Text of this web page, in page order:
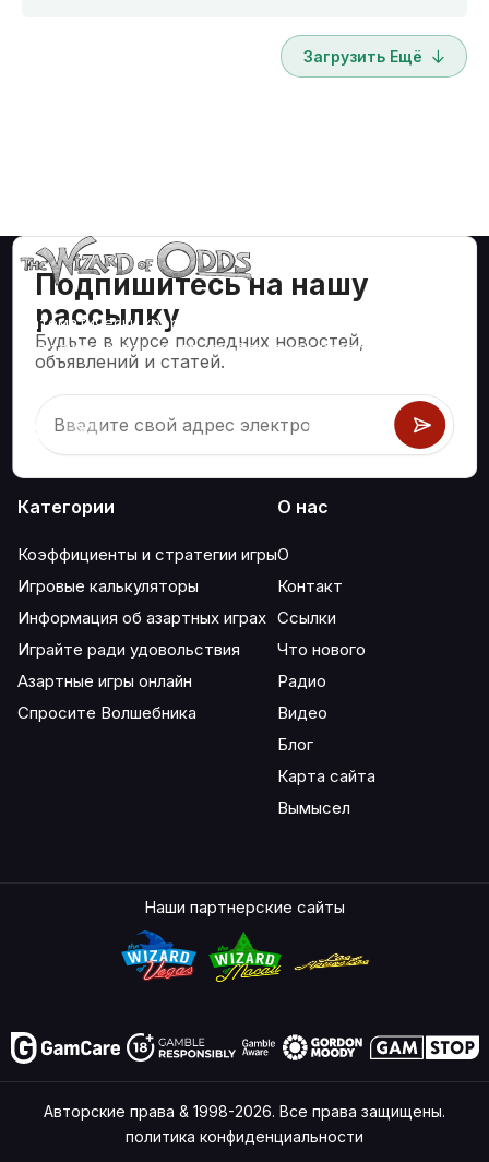
Загрузить Ещё
Подпишитесь на нашу
рассылку
Будьте в курсе последних новостей,
объявлений и статей.
Математически корректные стратегии и информация
для таких азартных игр, как блэкджек, крэпс, рулетка и
сотни других.
Категории
Коэффициенты и стратегии игры
Игровые калькуляторы
Информация об азартных играх
Играйте ради удовольствия
Азартные игры онлайн
Спросите Волшебника
О нас
О
Контакт
Ссылки
Что нового
Радио
Видео
Блог
Карта сайта
Вымысел
Наши партнерские сайты
Авторские права & 1998-2026. Все права защищены.
политика конфиденциальности